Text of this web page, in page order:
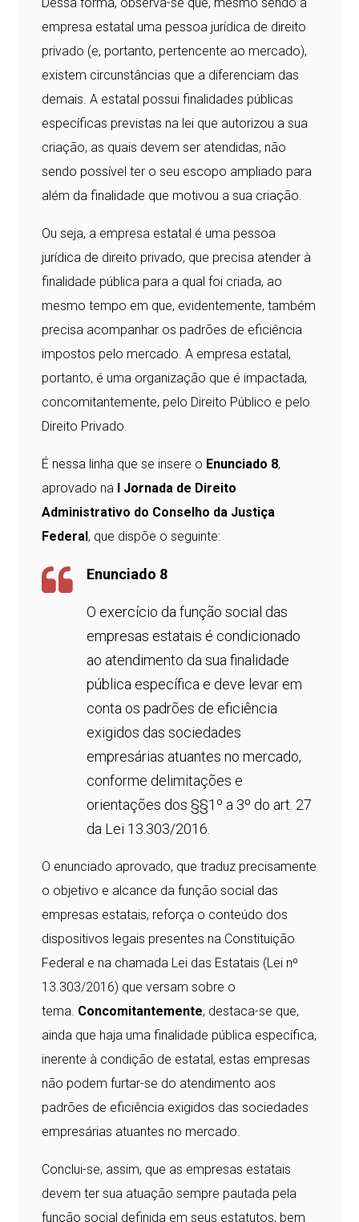
empresa estatal uma pessoa jurídica de direito
privado (e, portanto, pertencente ao mercado),
existem circunstâncias que a diferenciam das
demais. A estatal possui finalidades públicas
específicas previstas na lei que autorizou a sua
criação, as quais devem ser atendidas, não
sendo possível ter o seu escopo ampliado para
além da finalidade que motivou a sua criação.
Ou seja, a empresa estatal é uma pessoa
jurídica de direito privado, que precisa atender à
finalidade pública para a qual foi criada, ao
mesmo tempo em que, evidentemente, também
precisa acompanhar os padrões de eficiência
impostos pelo mercado. A empresa estatal,
portanto, é uma organização que é impactada,
concomitantemente, pelo Direito Público e pelo
Direito Privado.
É nessa linha que se insere o Enunciado 8,
aprovado na
I Jornada de Direito
Administrativo do Conselho da Justiça
Federal , que dispõe o seguinte:
Enunciado 8
O exercício da função social das
empresas estatais é condicionado
ao atendimento da sua finalidade
pública específica e deve levar em
conta os padrões de eficiência
exigidos das sociedades
empresárias atuantes no mercado,
conforme delimitações e
orientações dos §§1º a 3º do art. 27
da Lei 13.303/2016.
O enunciado aprovado, que traduz precisamente
o objetivo e alcance da função social das
empresas estatais, reforça o conteúdo dos
dispositivos legais presentes na Constituição
Federal e na chamada Lei das Estatais (Lei nº
13.303/2016) que versam sobre o
tema. Concomitantemente, destaca-se que,
ainda que haja uma finalidade pública específica,
inerente à condição de estatal, estas empresas
não podem furtar-se do atendimento aos
padrões de eficiência exigidos das sociedades
empresárias atuantes no mercado.
Conclui-se, assim, que as empresas estatais
devem ter sua atuação sempre pautada pela
função social definida em seus estatutos, bem